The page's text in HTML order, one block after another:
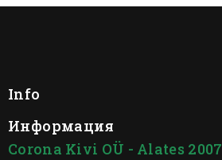
Info
Информация
Corona Kivi OÜ - Alates 2007